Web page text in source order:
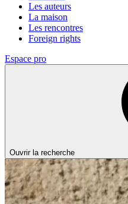
Les auteurs
La maison
Les rencontres
Foreign rights
Espace pro
Ouvrir la recherche